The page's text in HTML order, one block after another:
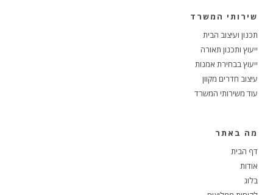
שירותי המשרד
תכנון ועיצוב הבית
ייעוץ ותכנון תאורה
ייעוץ בבחירת אמנות
עיצוב חדרים מקוון
עוד משירותי המשרד
מה באתר
דף הבית
אודות
בלוג